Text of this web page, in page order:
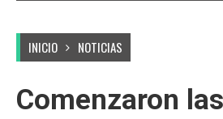
INICIO NOTICIAS
Comenzaron las